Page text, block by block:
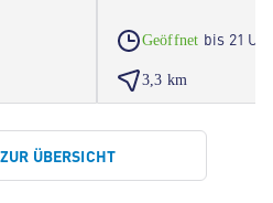
Geöffnet bis 21
3,3 km
ÜBERSICHT